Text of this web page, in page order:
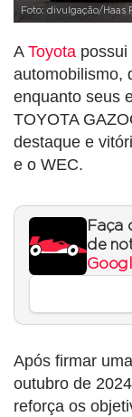
Foto: divulgação/Haas
A Toyota
automobilismo,
enquanto seus
TOYOTA
destaque e
e o WEC.
Faça
de
Após firmar
outubro de
reforça os